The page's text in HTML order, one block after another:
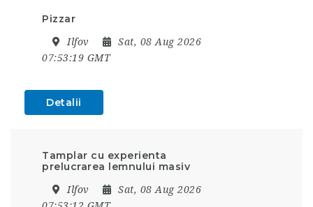
Pizzar
Ilfov
Sat, 08 Aug 2026
07:53:19 GMT
Detalii
Tamplar cu experienta
prelucrarea lemnului masiv
Ilfov
Sat, 08 Aug 2026